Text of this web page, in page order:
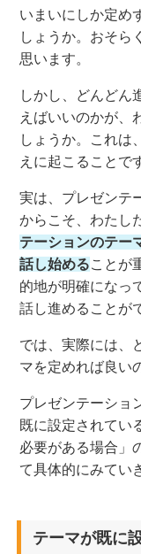
いまいにしか定め
しょうか。おそら
思います。
しかし、どんどん
えばいいのかが
しょうか。 これは
えに起こることで
実は、 プレゼンテ
からこそ、 わたし
テーションのテー
話し始めることが
的地が明確になっ
話し進める ことが
では、実際には、
マを定めれば良い
プレゼンテーショ
既に設定されてい
必要がある場合」
て具体的にみてい
テーマが既に